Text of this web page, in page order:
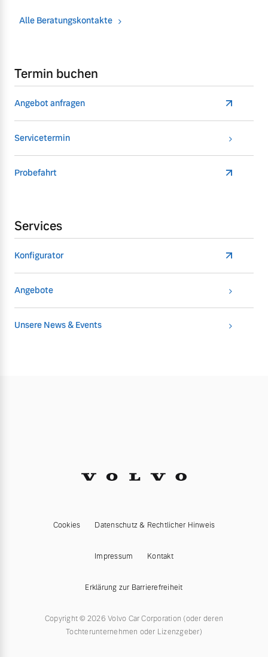
Alle Beratungskontakte
Termin buchen
Angebot anfragen
Servicetermin
Probefahrt
Services
Konfigurator
Angebote
Unsere News & Events
Cookies Datenschutz & Rechtlicher Hinweis
Impressum Kontakt
Erklärung zur Barrierefreiheit
Copyright © 2026 Volvo Car Corporation (oder deren
Tochterunternehmen oder Lizenzgeber)